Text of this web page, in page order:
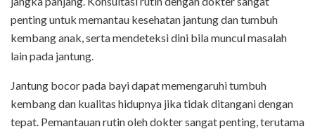
penting untuk memantau kesehatan jantung dan tumbuh
kembang anak, serta mendeteksi dini bila muncul masalah
lain pada jantung.
Jantung bocor pada bayi dapat memengaruhi tumbuh
kembang dan kualitas hidupnya jika tidak ditangani dengan
tepat. Pemantauan rutin oleh dokter sangat penting, terutama